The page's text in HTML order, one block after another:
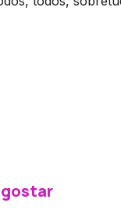
gostar